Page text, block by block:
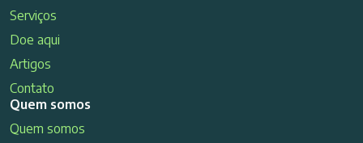
Serviços
Doe aqui
Artigos
Contato
Quem somos
Quem somos